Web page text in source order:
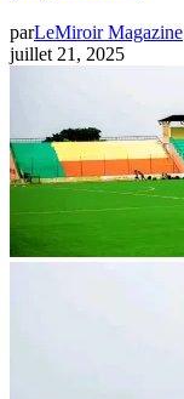
parLeMiroir Magazine
juillet 21, 2025